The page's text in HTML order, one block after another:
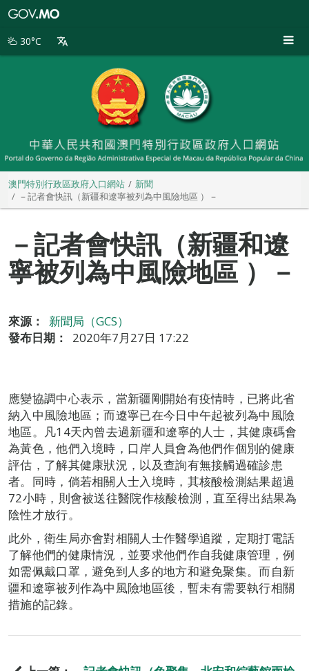
別
30°C
澳門特別行政區政府入口網站
新聞
－記者會快訊（新疆和遼寧被列為中風險地區 ）－
－記者會快訊（新疆和遼
寧被列為中風險地區 ）－
來源：
新聞局（GCS）
發布日期：
2020年7月27日 17:22
應變協調中心表示，當新疆剛開始有疫情時，已將此省
納入中風險地區；而遼寧已在今日中午起被列為中風險
地區。凡14天內曾去過新疆和遼寧的人士，其健康碼會
為黃色，他們入境時，口岸人員會為他們作個別的健康
評估，了解其健康狀況，以及查詢有無接觸過確診患
者。同時，倘若相關人士入境時，其核酸檢測結果超過
72小時，則會被送往醫院作核酸檢測，直至得出結果為
陰性才放行。
此外，衛生局亦會對相關人士作醫學追蹤，定期打電話
了解他們的健康情況，並要求他們作自我健康管理，例
如需佩戴口罩，避免到人多的地方和避免聚集。而自新
疆和遼寧被列作為中風險地區後，暫未有需要執行相關
措施的記錄。